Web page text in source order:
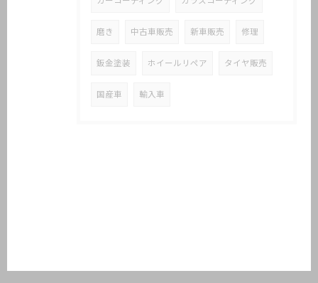
磨き 中古車販売 新車販売 修理
鈑金塗装 ホイールリペア タイヤ販売
国産車 輸入車